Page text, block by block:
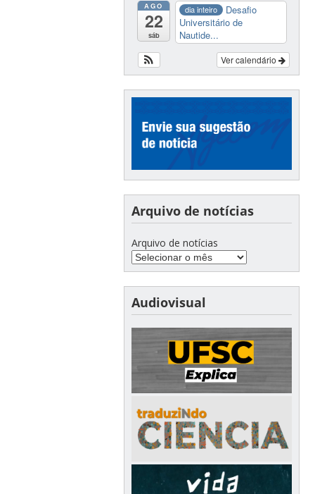
AGO
22
sáb
dia inteiro
Desafio
Universitário de
Nautide...
Ver calendário
Arquivo de notícias
Arquivo de notícias
Audiovisual